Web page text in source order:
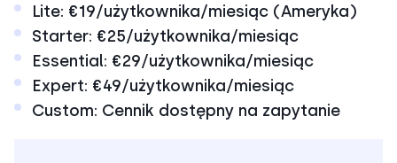
Lite: €19/użytkownika/miesiąc (Ameryka)
Starter: €25/użytkownika/miesiąc
Essential: €29/użytkownika/miesiąc
Expert: €49/użytkownika/miesiąc
Custom: Cennik dostępny na zapytanie